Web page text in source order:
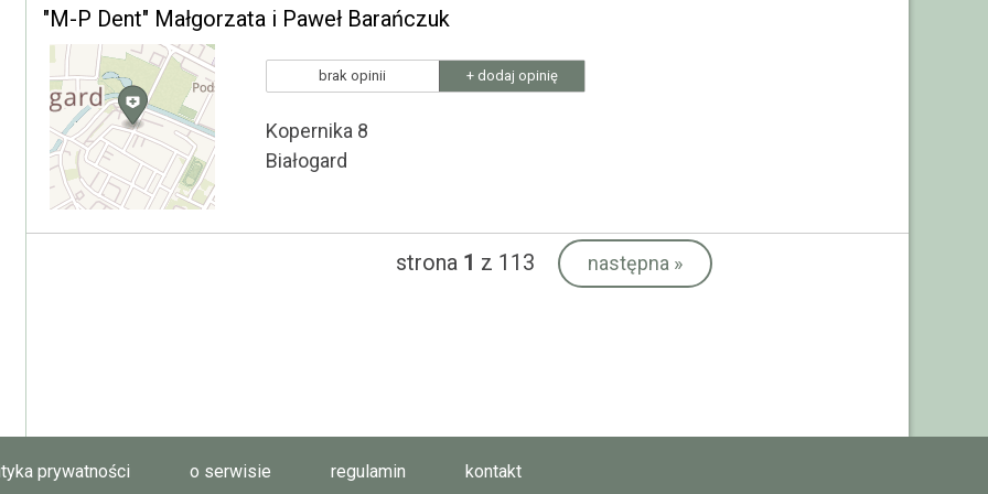
"M-P Dent" Małgorzata i Paweł Barańczuk
brak opinii + dodaj opinię
Kopernika 8
Białogard
strona 1 z 113 następna »
prywatności o serwisie regulamin kontakt